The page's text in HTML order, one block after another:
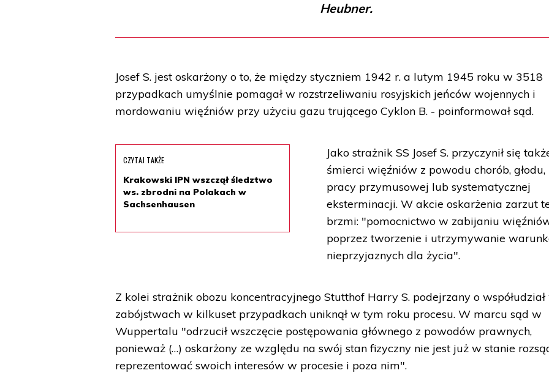
Heubner.
Josef S. jest oskarżony o to, że między styczniem 1942 r. a lutym 1945 roku w 3518
przypadkach umyślnie pomagał w rozstrzeliwaniu rosyjskich jeńców wojennych i
mordowaniu więźniów przy użyciu gazu trującego Cyklon B. - poinformował sąd.
CZYTAJ TAKŻE
Krakowski IPN wszczął śledztwo
ws. zbrodni na Polakach w
Sachsenhausen
Jako strażnik SS Josef S. przyczynił się
śmierci więźniów z powodu chorób, głodu,
pracy przymusowej lub systematycznej
eksterminacji. W akcie oskarżenia zarzut
brzmi: "pomocnictwo w zabijaniu
poprzez tworzenie i utrzymywanie
nieprzyjaznych dla życia".
Z kolei strażnik obozu koncentracyjnego Stutthof Harry S. podejrzany o
zabójstwach w kilkuset przypadkach uniknął w tym roku procesu. W marcu sąd w
Wuppertalu "odrzucił wszczęcie postępowania głównego z powodów prawnych,
ponieważ (…) oskarżony ze względu na swój stan fizyczny nie jest już w stanie
reprezentować swoich interesów w procesie i poza nim".